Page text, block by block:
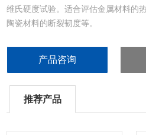
维氏硬度试验。适合评估金属材料的
陶瓷材料的断裂韧度等。
产品咨询
推荐产品